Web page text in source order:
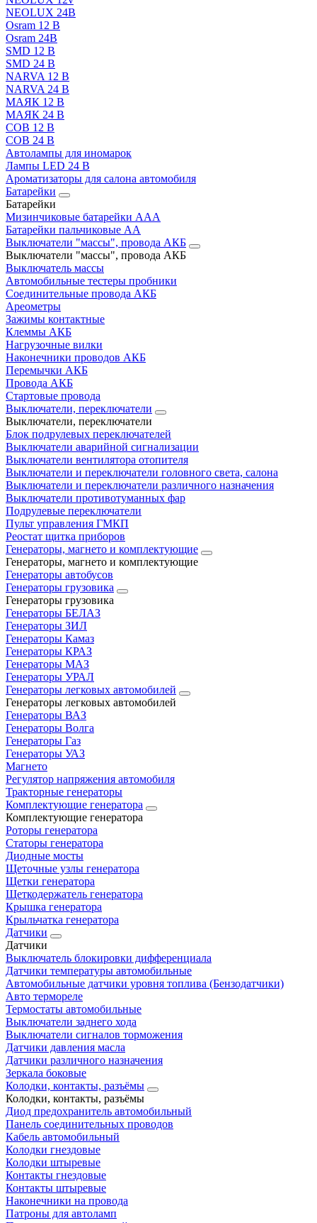
NEOLUX 24В
Osram 12 В
Osram 24В
SMD 12 В
SMD 24 В
NARVA 12 В
NARVA 24 В
МАЯК 12 В
МАЯК 24 В
COB 12 В
COB 24 В
Автолампы для иномарок
Лампы LED 24 B
Ароматизаторы для салона автомобиля
Батарейки
Батарейки
Мизинчиковые батарейки AAA
Батарейки пальчиковые АА
Выключатели "массы", провода АКБ
Выключатели "массы", провода АКБ
Выключатель массы
Автомобильные тестеры пробники
Соединительные провода АКБ
Ареометры
Зажимы контактные
Клеммы АКБ
Нагрузочные вилки
Наконечники проводов АКБ
Перемычки АКБ
Провода АКБ
Стартовые провода
Выключатели, переключатели
Выключатели, переключатели
Блок подрулевых переключателей
Выключатели аварийной сигнализации
Выключатели вентилятора отопителя
Выключатели и переключатели головного света, салона
Выключатели и переключатели различного назначения
Выключатели противотуманных фар
Подрулевые переключатели
Пульт управления ГМКП
Реостат щитка приборов
Генераторы, магнето и комплектующие
Генераторы, магнето и комплектующие
Генераторы автобусов
Генераторы грузовика
Генераторы грузовика
Генераторы БЕЛАЗ
Генераторы ЗИЛ
Генераторы Камаз
Генераторы КРАЗ
Генераторы МАЗ
Генераторы УРАЛ
Генераторы легковых автомобилей
Генераторы легковых автомобилей
Генераторы ВАЗ
Генераторы Волга
Генераторы Газ
Генераторы УАЗ
Магнето
Регулятор напряжения автомобиля
Тракторные генераторы
Комплектующие генератора
Комплектующие генератора
Роторы генератора
Статоры генератора
Диодные мосты
Щеточные узлы генератора
Щетки генератора
Щеткодержатель генератора
Крышка генератора
Крыльчатка генератора
Датчики
Датчики
Выключатель блокировки дифференциала
Датчики температуры автомобильные
Автомобильные датчики уровня топлива (Бензодатчики)
Авто термореле
Термостаты автомобильные
Выключатели заднего хода
Выключатели сигналов торможения
Датчики давления масла
Датчики различного назначения
Зеркала боковые
Колодки, контакты, разъёмы
Колодки, контакты, разъёмы
Диод предохранитель автомобильный
Панель соединительных проводов
Кабель автомобильный
Колодки гнездовые
Колодки штыревые
Контакты гнездовые
Контакты штыревые
Наконечники на провода
Патроны для автоламп